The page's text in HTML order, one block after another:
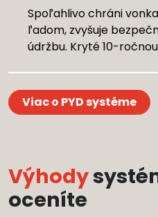
Spoľahlivo chráni
ľadom, zvyšuje
údržbu. Kryté 10-
Viac o PYD systéme
Výhody
oceníte